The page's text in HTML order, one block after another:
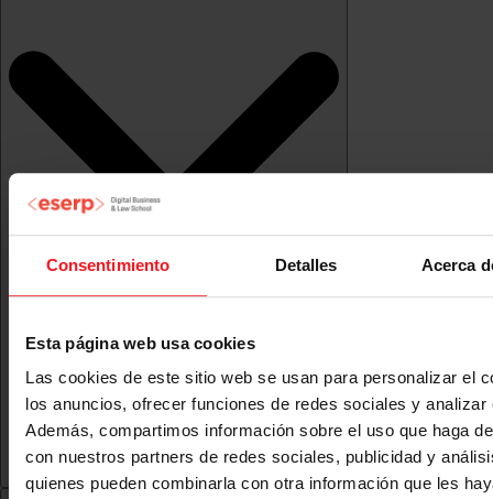
Consentimiento Detalles Acerca
Esta página web usa cookies
Las cookies de este sitio web se usan para personalizar el
los anuncios, ofrecer funciones de redes sociales y analizar
Además, compartimos información sobre el uso que haga
con nuestros partners de redes sociales, publicidad y
quienes pueden combinarla con otra información que les